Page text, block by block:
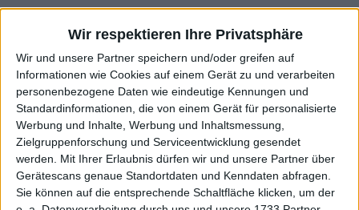
Wir respektieren Ihre Privatsphäre
Wir und unsere Partner speichern und/oder greifen auf
Informationen wie Cookies auf einem Gerät zu und verarbeiten
personenbezogene Daten wie eindeutige Kennungen und
Standardinformationen, die von einem Gerät für personalisierte
Werbung und Inhalte, Werbung und Inhaltsmessung,
Zielgruppenforschung und Serviceentwicklung gesendet
werden.
Mit Ihrer Erlaubnis dürfen wir und unsere Partner über
Gerätescans genaue Standortdaten und Kenndaten abfragen.
Sie können auf die entsprechende Schaltfläche klicken, um der
21.01.2025
Smartbroker Holding: Übergang in eine neue
Phase
12.12.2024
Smartbroker Holding: Brillanter Ansatz
17.10.2024
Smartbroker Holding: Entscheidende Phase
naht
17.09.2024
Smartbroker Holding: Kurs kommt in Schwung
14.08.2024
Smartbroker Holding: Maximale Transparenz